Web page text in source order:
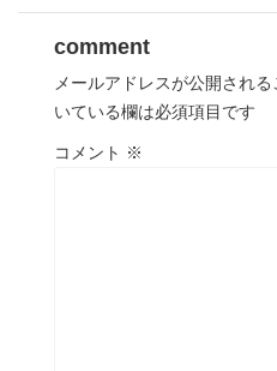
comment
メールアドレスが公開される
いている欄は必須項目です
コメント ※